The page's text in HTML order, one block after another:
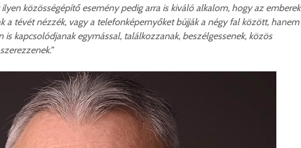
ilyen közösségépítő esemény pedig arra is kiváló alkalom, hogy az emberek
a tévét nézzék, vagy a telefonképernyőket bújják a négy fal között, hanem
is kapcsolódjanak egymással, találkozzanak, beszélgessenek, közös